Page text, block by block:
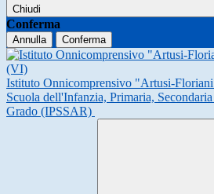
Chiudi
Conferma
Annulla Conferma
Istituto Onnicomprensivo "Artusi-
Scuola dell'Infanzia, Primaria,
Grado (IPSSAR)